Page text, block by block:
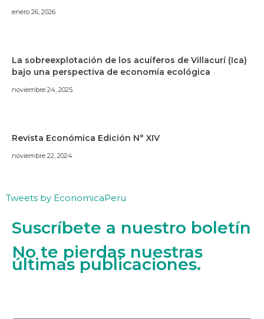
enero 26, 2026
La sobreexplotación de los acuíferos de Villacurí (Ica)
bajo una perspectiva de economía ecológica
noviembre 24, 2025
Revista Económica Edición N° XIV
noviembre 22, 2024
Tweets by EconomicaPeru
Suscríbete a nuestro boletín
No te pierdas nuestras
últimas publicaciones.